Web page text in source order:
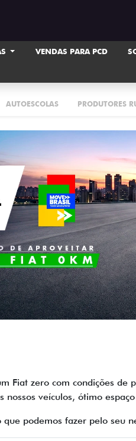
VENDAS PARA PCD
AUTOESCOLAS PRODUTORES